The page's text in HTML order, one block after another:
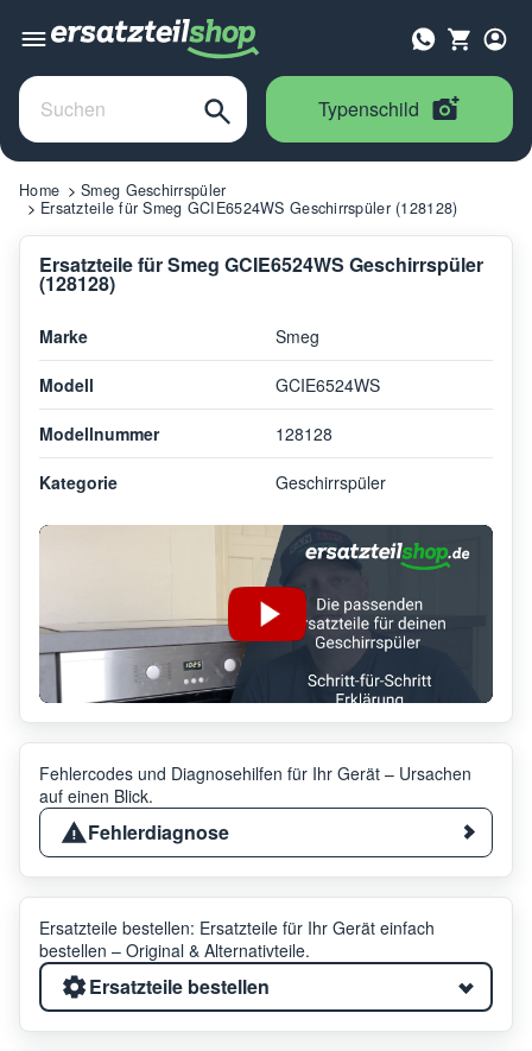
Typenschild
Home
Smeg Geschirrspüler
Ersatzteile für Smeg GCIE6524WS Geschirrspüler (128128)
Ersatzteile für Smeg GCIE6524WS Geschirrspüler
(128128)
Marke Smeg
Modell GCIE6524WS
Modellnummer 128128
Kategorie Geschirrspüler
Fehlercodes und Diagnosehilfen für Ihr Gerät – Ursachen
auf einen Blick.
Fehlerdiagnose
Ersatzteile bestellen: Ersatzteile für Ihr Gerät einfach
bestellen – Original & Alternativteile.
Ersatzteile bestellen